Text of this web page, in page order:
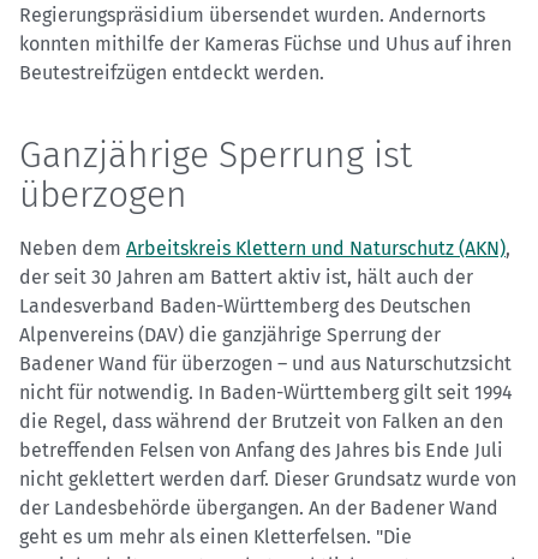
Regierungspräsidium übersendet wurden. Andernorts
konnten mithilfe der Kameras Füchse und Uhus auf ihren
Beutestreifzügen entdeckt werden.
Ganzjährige Sperrung ist
überzogen
Neben dem Arbeitskreis Klettern und Naturschutz (AKN),
der seit 30 Jahren am Battert aktiv ist, hält auch der
Landesverband Baden-Württemberg des Deutschen
Alpenvereins (DAV) die ganzjährige Sperrung der
Badener Wand für überzogen – und aus Naturschutzsicht
nicht für notwendig. In Baden-Württemberg gilt seit 1994
die Regel, dass während der Brutzeit von Falken an den
betreffenden Felsen von Anfang des Jahres bis Ende Juli
nicht geklettert werden darf. Dieser Grundsatz wurde von
der Landesbehörde übergangen. An der Badener Wand
geht es um mehr als einen Kletterfelsen. "Die